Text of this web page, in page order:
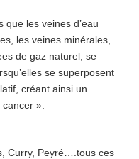
les veines d’eau
les veines minérales,
de gaz naturel, se
se superposent
créant ainsi un
».
Curry, Peyré….tous ces